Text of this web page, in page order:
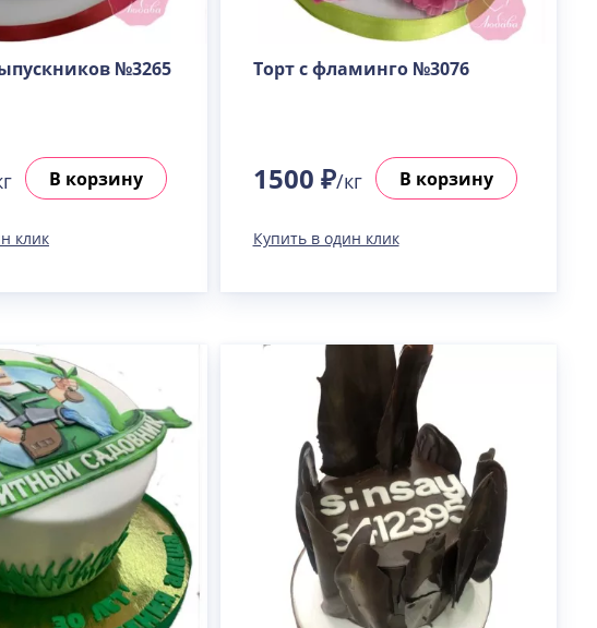
№3265
В корзину
клик
Торт с фламинго №3076
1500 ₽/кг В корзину
Купить в один клик